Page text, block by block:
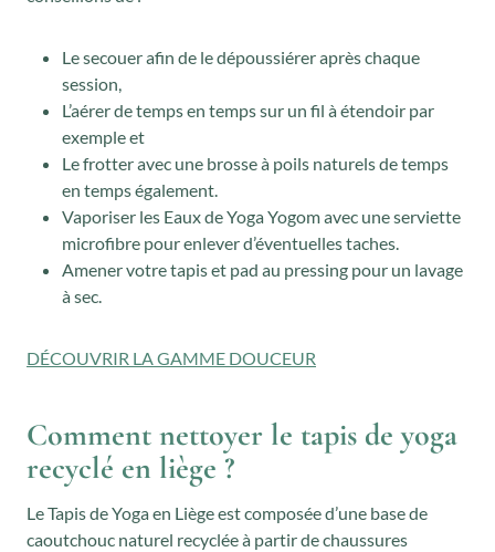
Le secouer afin de le dépoussiérer après chaque
session,
L’aérer de temps en temps sur un fil à étendoir par
exemple et
Le frotter avec une brosse à poils naturels de temps
en temps également.
Vaporiser les Eaux de Yoga Yogom avec une serviette
microfibre pour enlever d’éventuelles taches.
Amener votre tapis et pad au pressing pour un lavage
à sec.
DÉCOUVRIR LA GAMME DOUCEUR
Comment nettoyer le tapis de yoga
recyclé en liège ?
Le Tapis de Yoga en Liège est composée d’une base de
caoutchouc naturel recyclée à partir de chaussures